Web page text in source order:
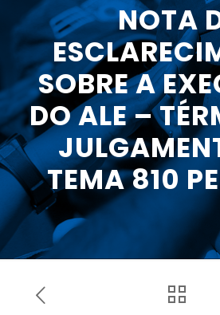
NOTA
SOBRE A
DO ALE –
TEMA 810